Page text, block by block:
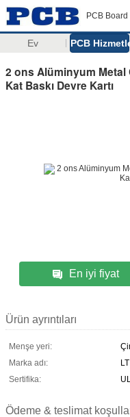
PCB
Ev PCB
2 ons Alüminyum Metal
Kat Baskı Devre Kartı
En iyi fiyat
Ürün ayrıntıları
Menşe yeri:
Marka adı:
Sertifika:
Ödeme & teslimat